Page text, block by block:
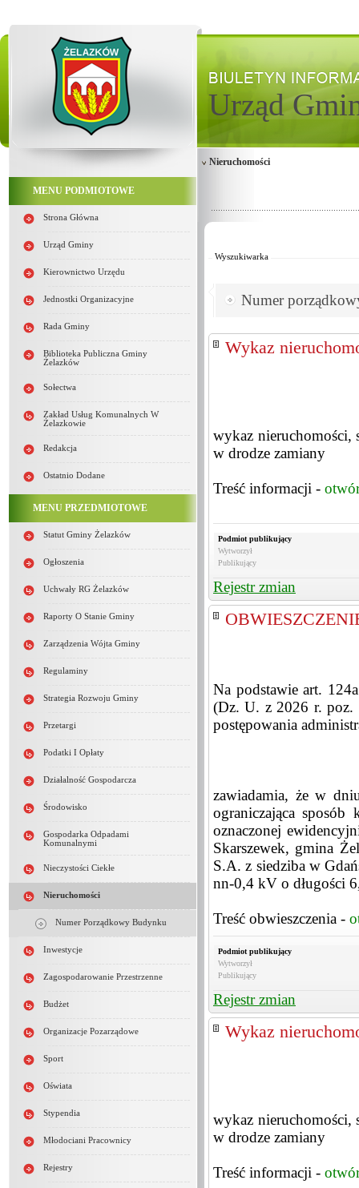
Urząd
MENU PODMIOTOWE
Strona Główna
Urząd Gminy
Kierownictwo Urzędu
Jednostki Organizacyjne
Rada Gminy
Biblioteka Publiczna Gminy
Żelazków
Sołectwa
Zakład Usług Komunalnych W
Żelazkowie
Redakcja
Ostatnio Dodane
MENU PRZEDMIOTOWE
Statut Gminy Żelazków
Ogłoszenia
Uchwały RG Żelazków
Raporty O Stanie Gminy
Zarządzenia Wójta Gminy
Regulaminy
Strategia Rozwoju Gminy
Przetargi
Podatki I Opłaty
Działalność Gospodarcza
Środowisko
Gospodarka Odpadami
Komunalnymi
Nieczystości Ciekłe
Nieruchomości
Numer Porządkowy Budynku
Inwestycje
Zagospodarowanie Przestrzenne
Budżet
Organizacje Pozarządowe
Sport
Oświata
Stypendia
Młodociani Pracownicy
Rejestry
Nieruchomości
Wyszukiwarka
Numer
Wykaz
wykaz nieruchomości,
w drodze zamiany
Treść informacji -
Podmiot publikujący
Wytworzył
Publikujący
Rejestr zmian
Na podstawie art.
(Dz. U. z 2026 r. poz.
postępowania
zawiadamia, że w
ograniczająca
oznaczonej
Skarszewek, gmina
S.A. z siedziba w
nn-0,4 kV o długości
Treść obwieszczenia -
Podmiot publikujący
Wytworzył
Publikujący
Rejestr zmian
Wykaz
wykaz nieruchomości,
w drodze zamiany
Treść informacji -